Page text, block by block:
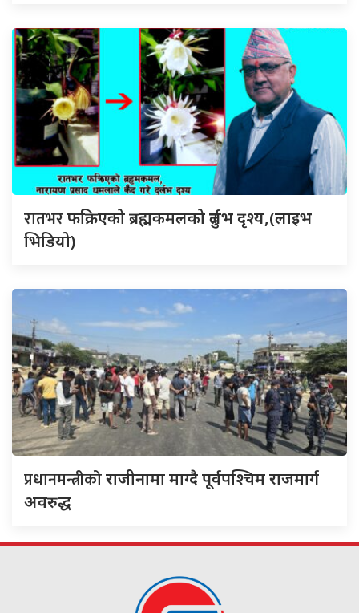
रातभरफक्रिएको ब्रह्मकमलको दुर्लभ दृश्य,(लाइभ
भिडियो)
प्रधानमन्त्रीकोराजीनामा माग्दै पूर्वपश्चिम राजमार्ग
अवरुद्ध